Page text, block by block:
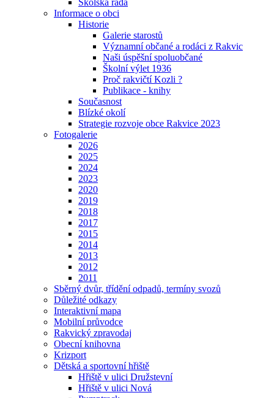
Školská rada
Informace o obci
Historie
Galerie starostů
Významní občané a rodáci z Rakvic
Naši úspěšní spoluobčané
Školní výlet 1936
Proč rakvičtí Kozli ?
Publikace - knihy
Současnost
Blízké okolí
Strategie rozvoje obce Rakvice 2023
Fotogalerie
2026
2025
2024
2023
2020
2019
2018
2017
2015
2014
2013
2012
2011
Sběrný dvůr, třídění odpadů, termíny svozů
Důležité odkazy
Interaktivní mapa
Mobilní průvodce
Rakvický zpravodaj
Obecní knihovna
Krizport
Dětská a sportovní hřiště
Hřiště v ulici Družstevní
Hřiště v ulici Nová